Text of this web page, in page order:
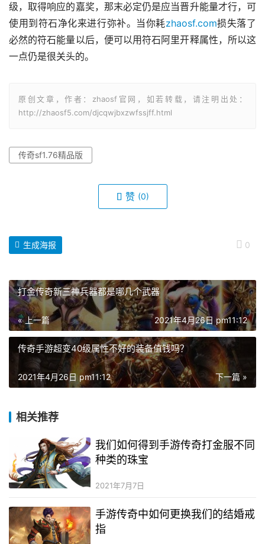
级，取得响应的嘉奖，那末必定仍是应当晋升能量才行，可
使用到符石净化来进行弥补。当你耗zhaosf.com损失落了
必然的符石能量以后，便可以用符石阿里开释属性，所以这
一点仍是很关头的。
原创文章，作者：zhaosf官网，如若转载，请注明出处：
http://zhaosf5.com/djcqwjbxzwfssjff.html
传奇sf1.76精品版
赞 (0)
0
生成海报
打金传奇新三神兵器都是哪几个武器
« 上一篇 2021年4月26日 pm11:12
传奇手游超变40级属性不好的装备值钱吗？
下一篇 »
2021年4月26日 pm11:12
相关推荐
我们如何得到手游传奇打金服不同
种类的珠宝
2021年7月7日
手游传奇中如何更换我们的结婚戒
指